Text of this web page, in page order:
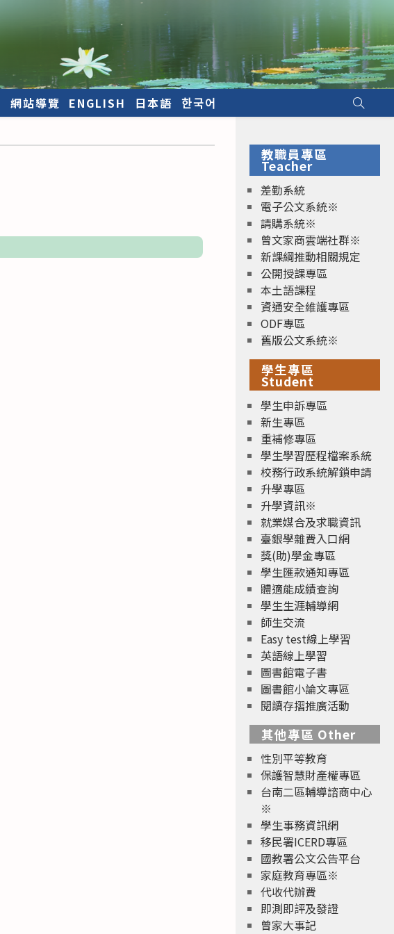
網站導覽 ENGLISH 日本語 한국어
教職員專區
Teacher
差勤系統
電子公文系統※
請購系統※
曾文家商雲端社群※
新課綱推動相關規定
公開授課專區
本土語課程
資通安全維護專區
ODF專區
舊版公文系統※
學生專區
Student
學生申訴專區
新生專區
重補修專區
學生學習歷程檔案系統
校務行政系統解鎖申請
升學專區
升學資訊※
就業媒合及求職資訊
臺銀學雜費入口網
獎(助)學金專區
學生匯款通知專區
體適能成績查詢
學生生涯輔導網
師生交流
Easy test線上學習
英語線上學習
圖書館電子書
圖書館小論文專區
閱讀存摺推廣活動
其他專區 Other
性別平等教育
保護智慧財產權專區
台南二區輔導諮商中心
※
學生事務資訊網
移民署ICERD專區
國教署公文公告平台
家庭教育專區※
代收代辦費
即測即評及發證
曾家大事記